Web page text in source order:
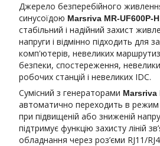
Джерело безперебійного
синусоїдою Marsriva MR-UF600P-H
стабільний і надійний захист
напруги і відмінно підходить для
комп'ютерів, невеликих
безпеки, спостереження,
робочих станцій і невеликих IDC.
Сумісний з генераторами Marsriva
автоматично переходить в режим
при підвищеній або зниженій
підтримує функцію захисту ліній
обладнання через роз’єми RJ11/